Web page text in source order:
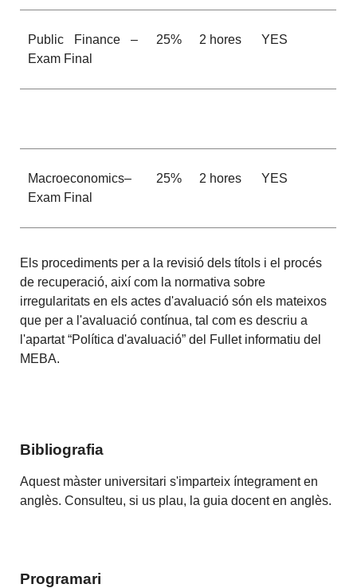
Public Finance –
Exam Final
25% 2 hores YES
Macroeconomics–
Exam Final
25% 2 hores YES
Els procediments per a la revisió dels títols i el procés
de recuperació, així com la normativa sobre
irregularitats en els actes d'avaluació són els mateixos
que per a l'avaluació contínua, tal com es descriu a
l'apartat “Política d'avaluació” del Fullet informatiu del
MEBA.
Bibliografia
Aquest màster universitari s'imparteix íntegrament en
anglès. Consulteu, si us plau, la guia docent en anglès.
Programari